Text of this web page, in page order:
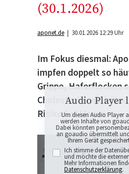
(30.1.2026)
aponet.de | 30.01.2026 12:29 Uhr
Im Fokus diesmal:
impfen doppelt so
Grippe, Haferflocken
Cholesterin und
Risiko bei Männern.
Audio Player
Um diesen Audio Player
werden Inhalte von
Dabei könnten
an goaudio übermittelt
Ihrem Gerät
Ich stimme der
und möchte die
Mehr Informationen
Datenschutzerklärung.